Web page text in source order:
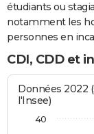
étudiants ou
notamment les
personnes en
CDI, CDD et
Données 2022
l'Insee)
40